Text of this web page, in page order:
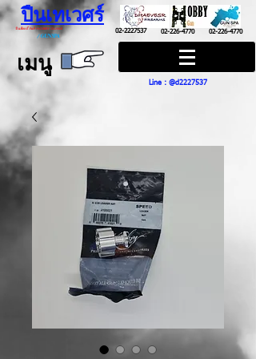
ปืนเทเวศร์
ปืนฮ๊อบบี้ กันส์ HOBBY GUNS
/GUN SPA
02-2227537 02-226-4770 02-226-4770
เมนู
Line : @d2227537